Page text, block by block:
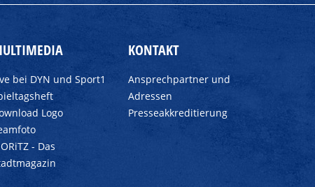
bei DYN und Sport1
Logo
- Das
KONTAKT
Ansprechpartner und
Adressen
Presseakkreditierung